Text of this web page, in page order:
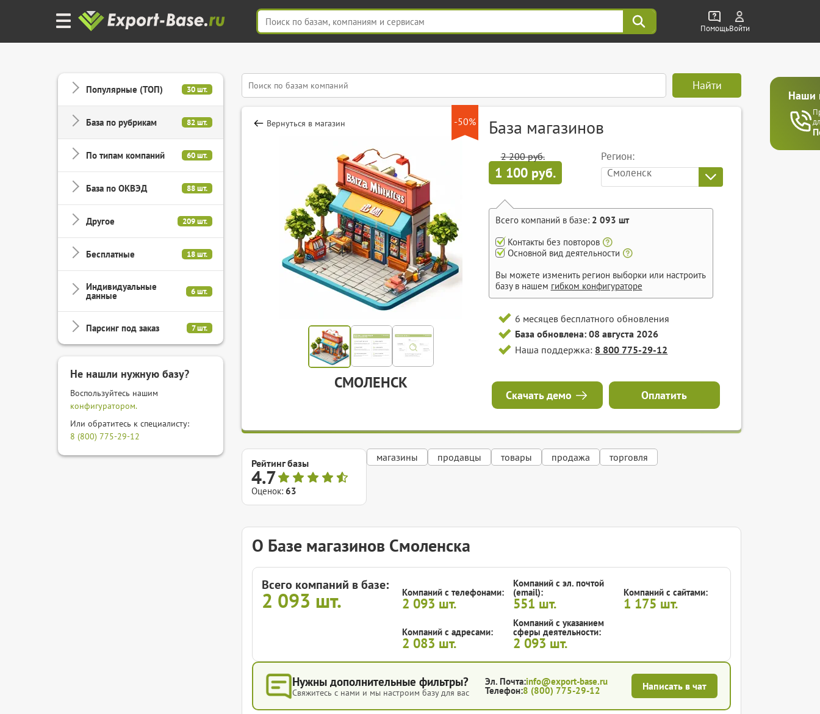
ПомощьВойти
Наши
Популярные (ТОП) 30 шт.
База по рубрикам 82 шт.
По типам компаний 60 шт.
База по ОКВЭД 88 шт.
Другое 209 шт.
Бесплатные 18 шт.
Индивидуальные
данные 6 шт.
Парсинг под заказ 7 шт.
Не нашли нужную базу?
Воспользуйтесь нашим
конфигуратором.
Или обратитесь к специалисту:
8 (800) 775-29-12
Найти
-50%
Вернуться в магазин
СМОЛЕНСК
База магазинов
2 200 руб.
1 100 руб.
Регион:
Смоленск
Всего компаний в базе: 2 093 шт
Контакты без повторов
Основной вид деятельности
Вы можете изменить регион выборки или настроить
базу в нашем гибком конфигураторе
6 месяцев бесплатного обновления
База обновлена: 08 августа 2026
Наша поддержка: 8 800 775-29-12
Скачать демо Оплатить
Рейтинг базы
4.7
Оценок:63
магазины продавцы товары продажа торговля
О Базе магазинов Смоленска
Всего компаний в базе:
2 093 шт. Компаний с телефонами:
2 093 шт.
Компаний с эл. почтой
(email):
551 шт.
Компаний с сайтами:
1 175 шт.
Компаний с адресами:
2 083 шт.
Компаний с указанием
сферы деятельности:
2 093 шт.
Нужны дополнительные фильтры?
Свяжитесь с нами и мы настроим базу для вас
Эл. Почта:info@export-base.ru
Телефон:8 (800) 775-29-12 Написать в чат